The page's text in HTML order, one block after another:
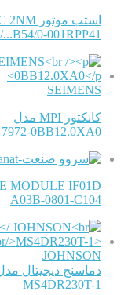
استپ موتور 36VDC 2NM
0-001RPP41
SEIMENS
کانکتور MPI مدل
7972-0BB12.0XA0
MODULE IF01D
A03B-0801-C104
JOHNSON
دماسنج دیجیتال
MS4DR230T-1